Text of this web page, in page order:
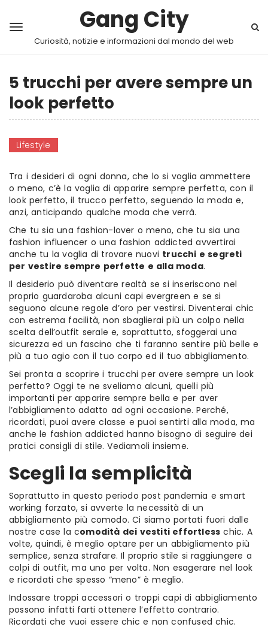
Gang City
Curiosità, notizie e informazioni dal mondo del web
5 trucchi per avere sempre un
look perfetto
Lifestyle
Tra i desideri di ogni donna, che lo si voglia ammettere
o meno, c’è la voglia di apparire sempre perfetta, con il
look perfetto, il trucco perfetto, seguendo la moda e,
anzi, anticipando qualche moda che verrà.
Che tu sia una fashion-lover o meno, che tu sia una
fashion influencer o una fashion addicted avvertirai
anche tu la voglia di trovare nuovi trucchi e segreti
per vestire sempre perfette e alla moda.
Il desiderio può diventare realtà se si inseriscono nel
proprio guardaroba alcuni capi evergreen e se si
seguono alcune regole d’oro per vestirsi. Diventerai chic
con estrema facilità, non sbaglierai più un colpo nella
scelta dell’outfit serale e, soprattutto, sfoggerai una
sicurezza ed un fascino che ti faranno sentire più belle e
più a tuo agio con il tuo corpo ed il tuo abbigliamento.
Sei pronta a scoprire i trucchi per avere sempre un look
perfetto? Oggi te ne sveliamo alcuni, quelli più
importanti per apparire sempre bella e per aver
l’abbigliamento adatto ad ogni occasione. Perché,
ricordati, puoi avere classe e puoi sentirti alla moda, ma
anche le fashion addicted hanno bisogno di seguire dei
pratici consigli di stile. Vediamoli insieme.
Scegli la semplicità
Soprattutto in questo periodo post pandemia e smart
working forzato, si avverte la necessità di un
abbigliamento più comodo. Ci siamo portati fuori dalle
nostre case la comodità dei vestiti effortless chic. A
volte, quindi, è meglio optare per un abbigliamento più
semplice, senza strafare. Il proprio stile si raggiungere a
colpi di outfit, ma uno per volta. Non esagerare nel look
e ricordati che spesso “meno” è meglio.
Indossare troppi accessori o troppi capi di abbigliamento
possono infatti farti ottenere l’effetto contrario.
Ricordati che vuoi essere chic e non confused chic.